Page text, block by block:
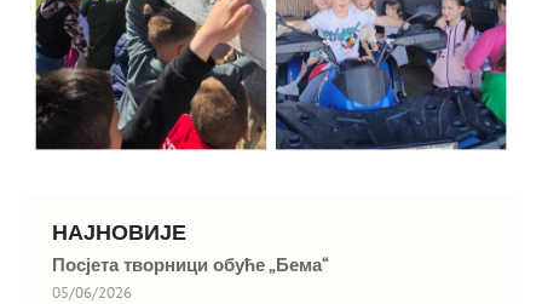
НАЈНОВИЈЕ
Посјета творници обуће „Бема“
05/06/2026